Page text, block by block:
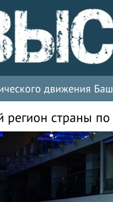
движения
страны